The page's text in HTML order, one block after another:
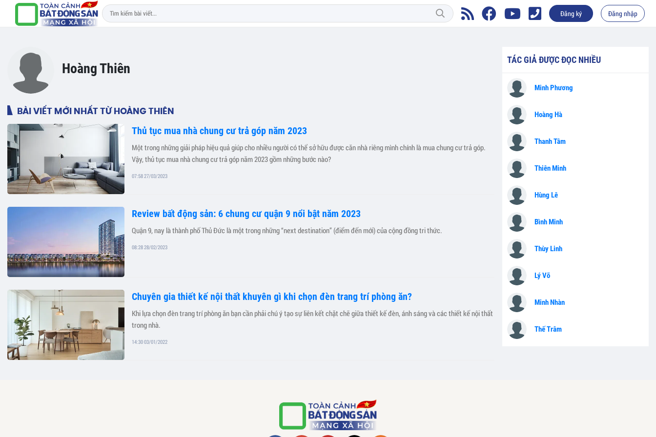
Đăng ký Đăng nhập
Hoàng Thiên
BÀI VIẾT MỚI NHẤT TỪ HOÀNG THIÊN
Thủ tục mua nhà chung cư trả góp năm 2023
Một trong những giải pháp hiệu quả giúp cho nhiều người có thể sở hữu được căn nhà riêng mình chính là mua chung cư trả góp.
Vậy, thủ tục mua nhà chung cư trả góp năm 2023 gồm những bước nào?
07:58 27/03/2023
Review bất động sản: 6 chung cư quận 9 nổi bật năm 2023
Quận 9, nay là thành phố Thủ Đức là một trong những “next destination” (điểm đến mới) của cộng đồng tri thức.
08:28 28/02/2023
Chuyên gia thiết kế nội thất khuyên gì khi chọn đèn trang trí phòng ăn?
Khi lựa chọn đèn trang trí phòng ăn bạn cần phải chú ý tạo sự liên kết chặt chẽ giữa thiết kế đèn, ánh sáng và các thiết kế nội thất
trong nhà.
14:30 03/01/2022
TÁC GIẢ ĐƯỢC ĐỌC NHIỀU
Minh Phương
Hoàng Hà
Thanh Tâm
Thiên Minh
Hùng Lê
Bình Minh
Thùy Linh
Lý Võ
Minh Nhàn
Thế Trâm